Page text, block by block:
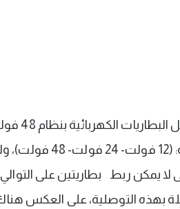
خاصة به لربط
لا يمكن ربط
بهذه التوصلية، على العكس هناك